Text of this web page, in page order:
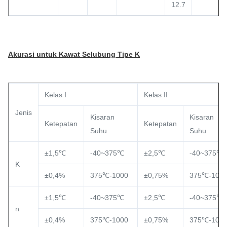
12.7
Akurasi untuk Kawat Selubung Tipe K
Jenis
Kelas I Kelas II
Ketepatan
Kisaran
Suhu
Ketepatan
Kisaran
Suhu
K
±1,5℃ -40~375℃ ±2,5℃ -40~375℃
±0,4% 375℃-1000 ±0,75% 375℃-1000
n
±1,5℃ -40~375℃ ±2,5℃ -40~375℃
±0,4% 375℃-1000 ±0,75% 375℃-1000